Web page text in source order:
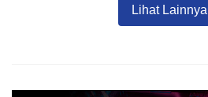
Lihat Lainnya